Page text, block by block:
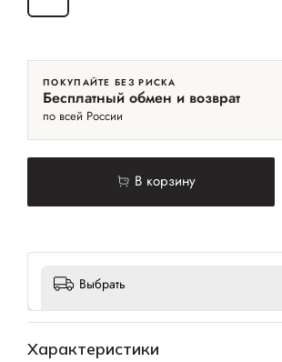
ПОКУПАЙТЕ БЕЗ РИСКА
Бесплатный обмен и возврат
по всей России
В корзину
Выбрать
Характеристики